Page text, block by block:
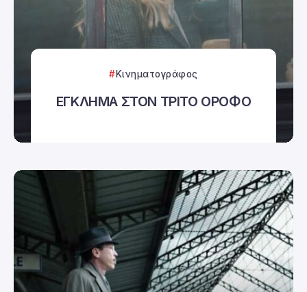
Κινηματογράφος
ΕΓΚΛΗΜΑ ΣΤΟΝ ΤΡΙΤΟ ΟΡΟΦΟ